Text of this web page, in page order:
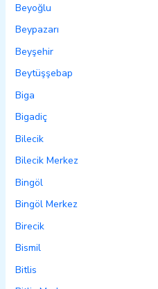
Beyoğlu
Beypazarı
Beyşehir
Beytüşşebap
Biga
Bigadiç
Bilecik
Bilecik Merkez
Bingöl
Bingöl Merkez
Birecik
Bismil
Bitlis